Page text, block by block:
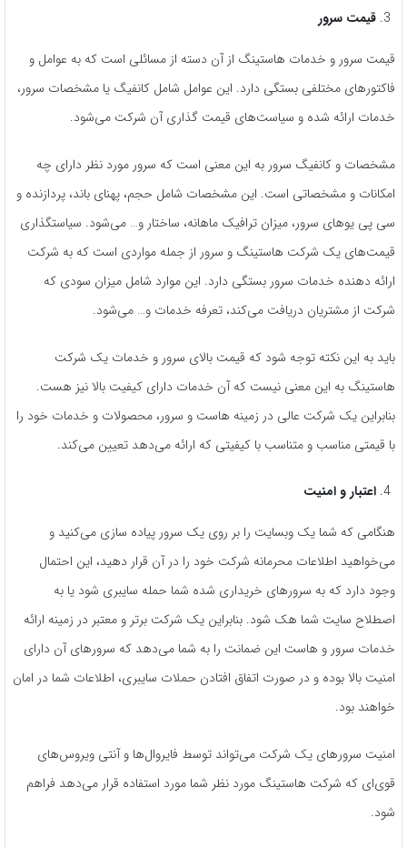
قیمت سرور
قیمت سرور و خدمات هاستینگ از آن دسته از مسائلی است که به عوامل و
فاکتورهای مختلفی بستگی دارد. این عوامل شامل کانفیگ یا مشخصات سرور،
خدمات ارائه شده و سیاست‌های قیمت گذاری آن شرکت می‌شود.
مشخصات و کانفیگ سرور به این معنی است که سرور مورد نظر دارای چه
امکانات و مشخصاتی است. این مشخصات شامل حجم، پهنای باند، پردازنده و
سی پی یو‌های سرور، میزان ترافیک ماهانه، ساختار و… می‌شود. سیاستگذاری
قیمت‌های یک شرکت هاستینگ و سرور از جمله مواردی است که به شرکت
ارائه دهنده خدمات سرور بستگی دارد. این موارد شامل میزان سودی که
شرکت از مشتریان دریافت می‌کند، تعرفه خدمات و… می‌شود.
باید به این نکته توجه شود که قیمت بالای سرور و خدمات یک شرکت
هاستینگ به این معنی نیست که آن خدمات دارای کیفیت بالا نیز هست.
بنابراین یک شرکت عالی در زمینه هاست و سرور، محصولات و خدمات خود را
با قیمتی مناسب و متناسب با کیفیتی که ارائه می‌دهد تعیین می‌کند.
اعتبار و امنیت
هنگامی که شما یک وبسایت را بر روی یک سرور پیاده سازی می‌کنید و
می‌خواهید اطلاعات محرمانه شرکت خود را در آن قرار دهید، این احتمال
وجود دارد که به سرورهای خریداری شده شما حمله سایبری شود یا به
اصطلاح سایت شما هک شود. بنابراین یک شرکت برتر و معتبر در زمینه ارائه
خدمات سرور و هاست این ضمانت را به شما می‌دهد که سرورهای آن دارای
امنیت بالا بوده و در صورت اتفاق افتادن حملات سایبری، اطلاعات شما در امان
خواهند بود.
امنیت سرورهای یک شرکت می‌تواند توسط فایروال‌ها و آنتی ویروس‌های
قوی‌ای که شرکت هاستینگ مورد نظر شما مورد استفاده قرار می‌دهد فراهم
شود.